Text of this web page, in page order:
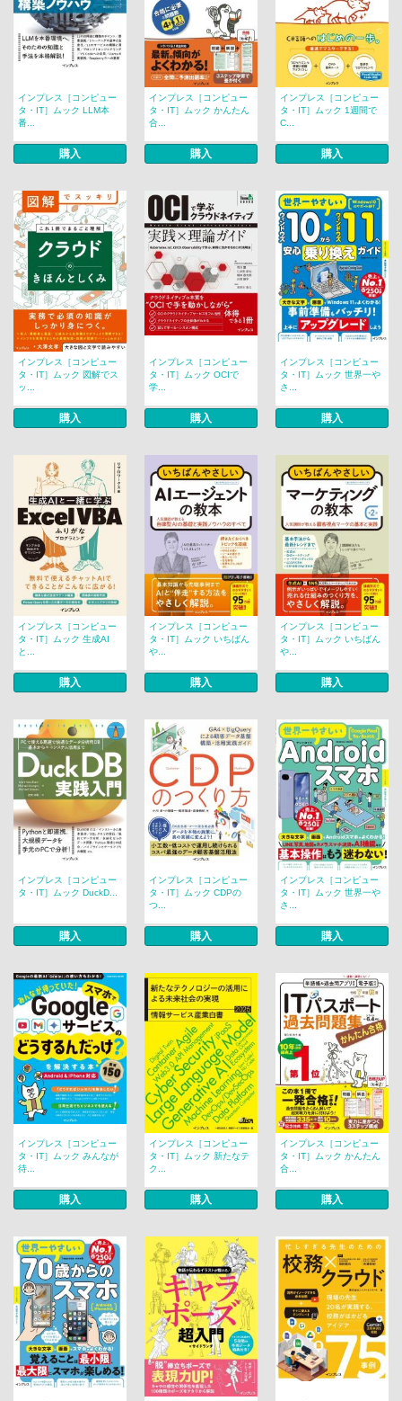
インプレス［コンピュー
タ・IT］ムック LLM本
番...
購入
インプレス［コンピュー
タ・IT］ムック かんたん
合...
購入
インプレス［コンピュー
タ・IT］ムック 1週間で
C...
購入
インプレス［コンピュー
タ・IT］ムック 図解でス
ッ...
購入
インプレス［コンピュー
タ・IT］ムック OCIで
学...
購入
インプレス［コンピュー
タ・IT］ムック 世界一や
さ...
購入
インプレス［コンピュー
タ・IT］ムック 生成AI
と...
購入
インプレス［コンピュー
タ・IT］ムック いちばん
や...
購入
インプレス［コンピュー
タ・IT］ムック いちばん
や...
購入
インプレス［コンピュー
タ・IT］ムック DuckD...
購入
インプレス［コンピュー
タ・IT］ムック CDPの
つ...
購入
インプレス［コンピュー
タ・IT］ムック 世界一や
さ...
購入
インプレス［コンピュー
タ・IT］ムック みんなが
待...
購入
インプレス［コンピュー
タ・IT］ムック 新たなテ
ク...
購入
インプレス［コンピュー
タ・IT］ムック かんたん
合...
購入